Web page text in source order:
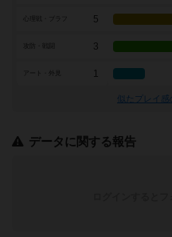
5
3
アート・外見 1
似たプレイ
データに関する報告